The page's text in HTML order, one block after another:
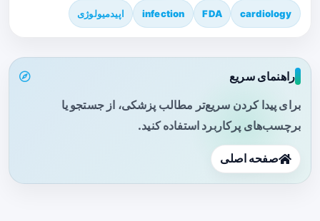
cardiology
FDA
infection اپیدمیولوژی
راهنمای سریع
برای پیدا کردن سریع‌تر مطالب پزشکی، از جستجو یا
برچسب‌های پرکاربرد استفاده کنید.
صفحه اصلی